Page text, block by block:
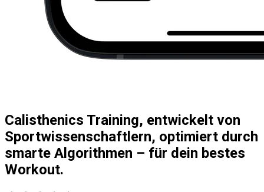
Calisthenics Training, entwickelt von
Sportwissenschaftlern, optimiert durch
smarte Algorithmen – für dein bestes
Workout.